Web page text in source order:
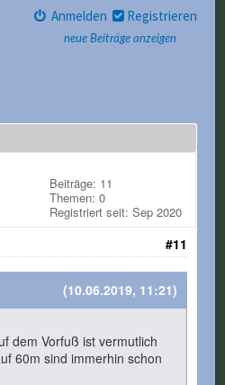
neue Beiträge anzeigen
Anmelden Registrieren
Beiträge: 11
Themen: 0
Registriert seit: Sep 2020
#11
(10.06.2019, 11:21)
dem Vorfuß ist vermutlich
60m sind immerhin schon